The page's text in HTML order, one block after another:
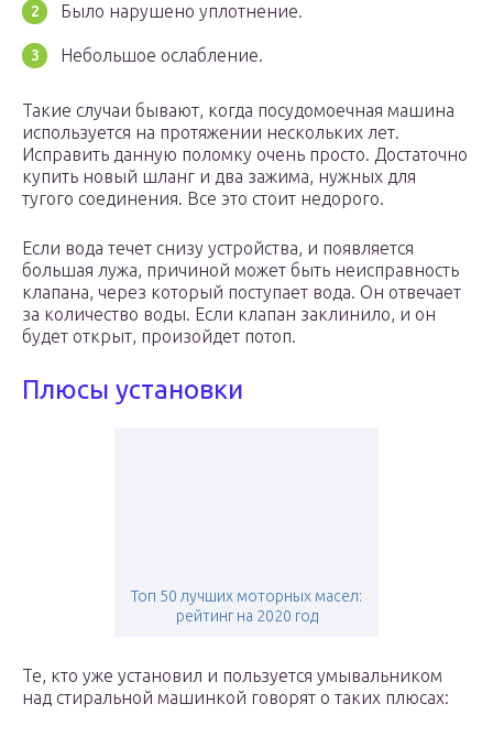
Было нарушено уплотнение.
Небольшое ослабление.
Такие случаи бывают, когда посудомоечная машина
используется на протяжении нескольких лет.
Исправить данную поломку очень просто. Достаточно
купить новый шланг и два зажима, нужных для
тугого соединения. Все это стоит недорого.
Если вода течет снизу устройства, и появляется
большая лужа, причиной может быть неисправность
клапана, через который поступает вода. Он отвечает
за количество воды. Если клапан заклинило, и он
будет открыт, произойдет потоп.
Плюсы установки
Топ 50 лучших моторных масел:
рейтинг на 2020 год
Те, кто уже установил и пользуется умывальником
над стиральной машинкой говорят о таких плюсах: